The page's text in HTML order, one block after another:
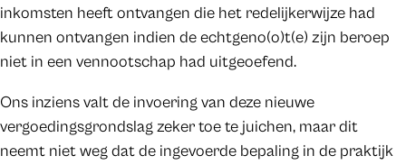
inkomsten heeft ontvangen die het redelijkerwijze had
kunnen ontvangen indien de echtgeno(o)t(e) zijn beroep
niet in een vennootschap had uitgeoefend.
Ons inziens valt de invoering van deze nieuwe
vergoedingsgrondslag zeker toe te juichen, maar dit
neemt niet weg dat de ingevoerde bepaling in de praktijk